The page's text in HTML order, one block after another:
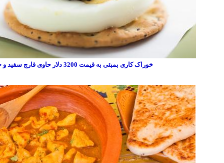
خوراک کاری بمبئی به قیمت 3200 دلار حاوی قارچ سفید و خاویار